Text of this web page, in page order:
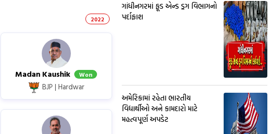
2022
Madan Kaushik Won
BJP | Hardwar
ગાંધીનગરમાં ફૂડ એન્ડ ડ્રગ વિભાગનો
પર્દાફાશ
અમેરિકામાં રહેતા ભારતીય
વિદ્યાર્થીઓ અને કામદારો માટે
મહત્વપૂર્ણ અપડેટ